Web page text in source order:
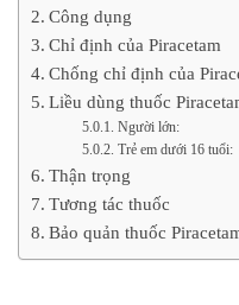
Công dụng
Chỉ định của Piracetam
Chống chỉ định của
Liều dùng thuốc
Người lớn:
Trẻ em dưới 16 tuổi:
Thận trọng
Tương tác thuốc
Bảo quản thuốc